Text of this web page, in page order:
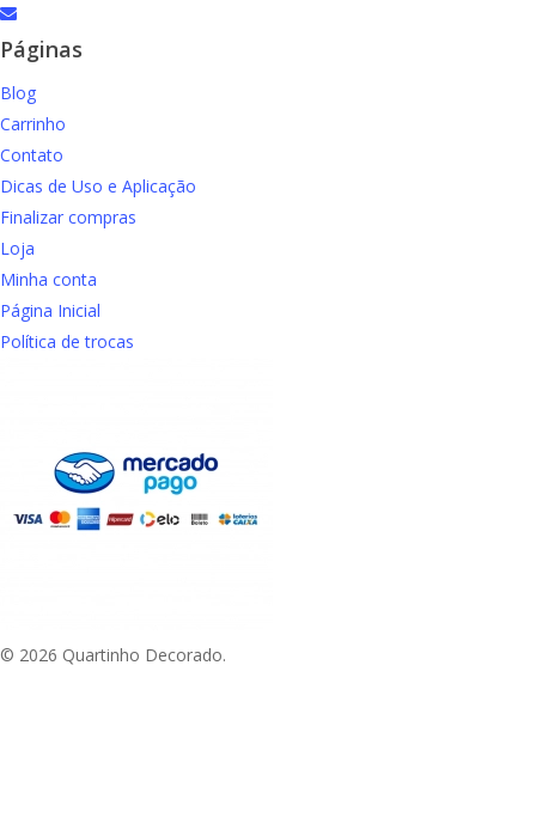
email
Páginas
Blog
Carrinho
Contato
Dicas de Uso e Aplicação
Finalizar compras
Loja
Minha conta
Página Inicial
Política de trocas
© 2026 Quartinho Decorado.